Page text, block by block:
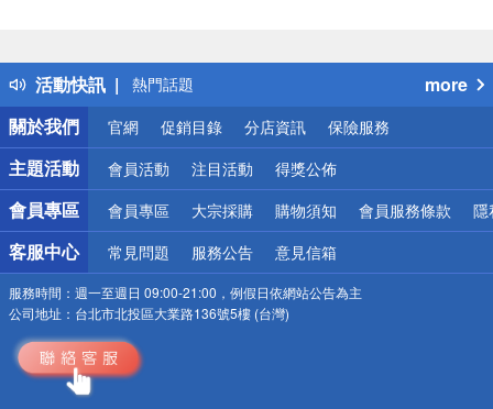
活動快訊
得獎公告
熱門話題
銀行優惠
偏遠地區配送
詐騙網頁！請小心！
more
關於我們
官網 促銷目錄 分店資訊 保險服務
主題活動 會員活動 注目活動 得獎公佈
會員專區 會員專區 大宗採購 購物須知 會員服務條款 隱
客服中心 常見問題 服務公告 意見信箱
服務時間： 週一至週日 09:00-21:00，例假日依網站公告為主
公司地址： 台北市北投區大業路136號5樓 (台灣)